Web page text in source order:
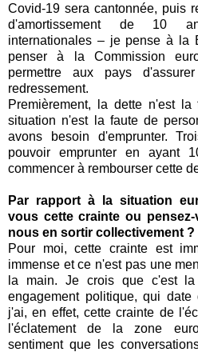
Covid-19 sera cantonnée, puis
d'amortissement de 10
internationales – je pense à la
penser à la Commission
permettre aux pays
redressement.
Premièrement, la dette n'est
situation n'est la faute de
avons besoin d'emprunter.
pouvoir emprunter en ayant
commencer à rembourser cette
Par rapport à la situation
vous cette crainte ou
nous en sortir collectivement ?
Pour moi, cette crainte est
immense et ce n'est pas une
la main. Je crois que c'est
engagement politique, qui
j'ai, en effet, cette crainte de
l'éclatement de la zone
sentiment que les